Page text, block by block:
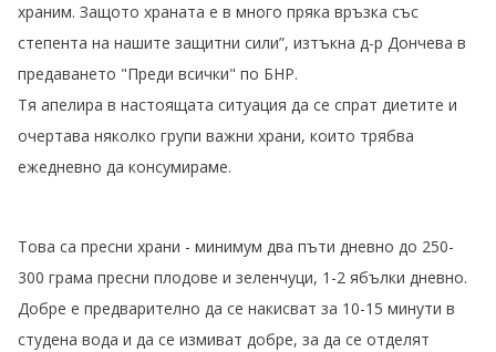
храним. Защото храната е в много пряка връзка със
степента на нашите защитни сили”, изтъкна д-р Дончева в
предаването "Преди всички" по БНР.
Тя апелира в настоящата ситуация да се спрат диетите и
очертава няколко групи важни храни, които трябва
ежедневно да консумираме.
Това са пресни храни - минимум два пъти дневно до 250-
300 грама пресни плодове и зеленчуци, 1-2 ябълки дневно.
Добре е предварително да се накисват за 10-15 минути в
студена вода и да се измиват добре, за да се отделят